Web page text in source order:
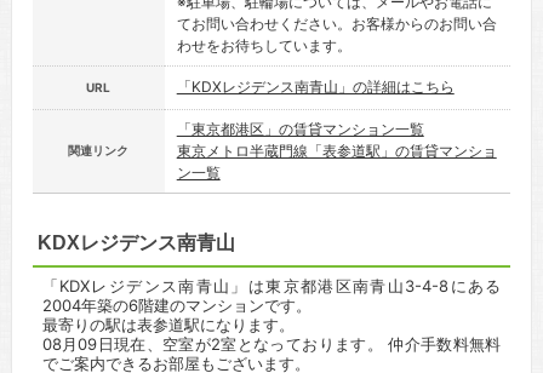
てお問い合わせください。お客様からのお問い合
わせをお待ちしています。
URL 「KDXレジデンス南青山」の詳細はこちら
関連リンク
「東京都港区」の賃貸マンション一覧
東京メトロ半蔵門線「表参道駅」の賃貸マンショ
ン一覧
KDXレジデンス南青山
「KDXレジデンス南青山」は東京都港区南青山3-4-8にある
2004年築の6階建のマンションです。
最寄りの駅は表参道駅になります。
08月09日現在、空室が2室となっております。 仲介手数料無料
でご案内できるお部屋もございます。